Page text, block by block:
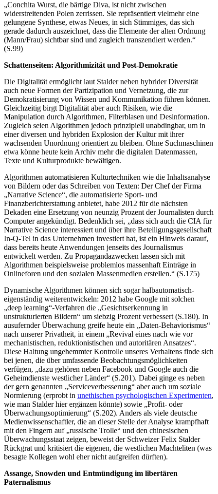
„Conchita Wurst, die bärtige Diva, ist nicht zwischen
widerstreitenden Polen zerrissen. Sie repräsentiert vielmehr eine
gelungene Synthese, etwas Neues, in sich Stimmiges, das sich
gerade dadurch auszeichnet, dass die Elemente der alten Ordnung
(Mann/Frau) sichtbar sind und zugleich transzendiert werden.“
(S.99)
Schattenseiten: Algorithmizität und Post-Demokratie
Die Digitalität ermöglicht laut Stalder neben hybrider Diversität
auch neue Formen der Partizipation und Vernetzung, die zur
Demokratisierung von Wissen und Kommunikation führen können.
Gleichzeitig birgt Digitalität aber auch Risiken, wie die
Manipulation durch Algorithmen, Filterblasen und Desinformation.
Zugleich seien Algorithmen jedoch prinzipiell unabdingbar, um in
einer diversen und hybriden Explosion der Kultur mit ihrer
wachsenden Unordnung orientiert zu bleiben. Ohne Suchmaschinen
etwa könne heute kein Archiv mehr die digitalen Datenmassen,
Texte und Kulturprodukte bewältigen.
Algorithmen automatisieren Kulturtechniken wie die Inhaltsanalyse
von Bildern oder das Schreiben von Texten: Der Chef der Firma
„Narrative Science“, die automatisierte Sport- und
Finanzberichterstattung anbietet, habe 2012 für die nächsten
Dekaden eine Ersetzung von neunzig Prozent der Journalisten durch
Computer angekündigt. Bedenklich sei, „dass sich auch die CIA für
Narrative Science interessiert und über ihre Beteiligungsgesellschaft
In-Q-Tel in das Unternehmen investiert hat, ist ein Hinweis darauf,
dass bereits heute Anwendungen jenseits des Journalismus
entwickelt werden. Zu Propagandazwecken lassen sich mit
Algorithmen beispielsweise problemlos massenhaft Einträge in
Onlineforen und den sozialen Massenmedien erstellen.“ (S.175)
Dynamische Algorithmen können sich sogar halbautomatisch-
eigenständig weiterentwickeln: 2012 habe Google mit solchen
„deep learning“-Verfahren die „Gesichtserkennung in
unstrukturierten Bildern“ um siebzig Prozent verbessert (S.180). In
ausufernder Überwachung greife heute ein „Daten-Behaviorismus“
nach unserer Privatheit, in einem „Revival eines nach wie vor
mechanistischen, reduktionistischen und autoritären Ansatzes“.
Diese Haltung ungehemmter Kontrolle unseres Verhaltens finde sich
bei jenen, die über umfassende Beobachtungsmöglichkeiten
verfügen, „dazu gehören neben Facebook und Google auch die
Geheimdienste westlicher Länder“ (S.201). Dabei ginge es neben
der gern genannten „Serviceverbesserung“ aber auch um soziale
Normierung (erprobt in unethischen psychologischen Experimenten,
wie man Stalder hier ergänzen könnte) sowie „Profit- oder
Überwachungsoptimierung“ (S.202). Anders als viele deutsche
Medienwissenschaftler, die an dieser Stelle der Analyse krampfhaft
mit den Fingern auf „russische Trolle“ und den chinesischen
Überwachungsstaat zeigen, beweist der Schweizer Felix Stalder
Rückgrat und kritisiert die eigenen, die westlichen Machteliten (was
besagte Kollegen wohl eher nicht aufgreifen dürften).
Assange, Snowden und Entmündigung im libertären
Paternalismus